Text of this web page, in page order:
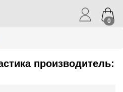
0
производитель: